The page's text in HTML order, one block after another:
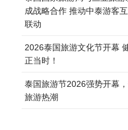
成战略合作 推动中泰游客
联动
2026泰国旅游文化节开幕
正当时！
泰国旅游节2026强势开幕
旅游热潮